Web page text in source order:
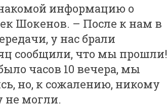
информацию о
Шокенов. – После к нам в
у нас брали
сообщили, что мы прошли!
часов 10 вечера, мы
но, к сожалению, никому
не могли.